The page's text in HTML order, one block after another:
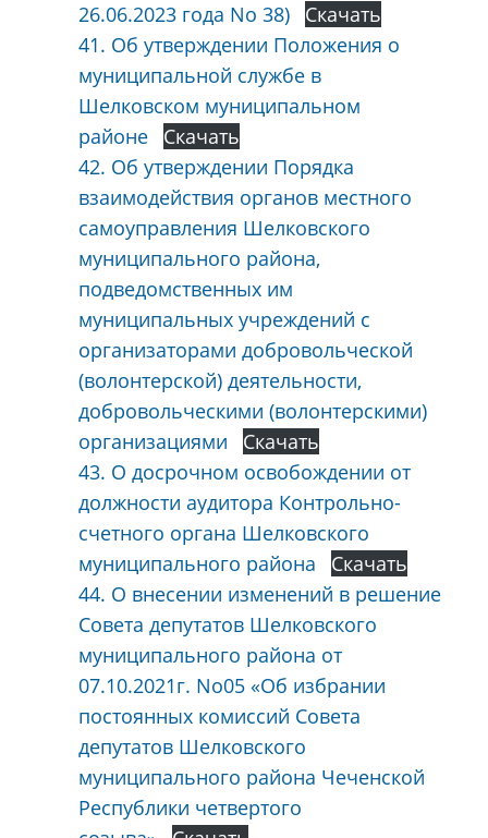
26.06.2023 года No 38)
Скачать
41. Об утверждении Положения о
муниципальной службе в
Шелковском муниципальном
районе
Скачать
42. Об утверждении Порядка
взаимодействия органов местного
самоуправления Шелковского
муниципального района,
подведомственных им
муниципальных учреждений с
организаторами добровольческой
(волонтерской) деятельности,
добровольческими (волонтерскими)
организациями
Скачать
43. О досрочном освобождении от
должности аудитора Контрольно-
счетного органа Шелковского
муниципального района
Скачать
44. О внесении изменений в решение
Совета депутатов Шелковского
муниципального района от
07.10.2021г. No05 «Об избрании
постоянных комиссий Совета
депутатов Шелковского
муниципального района Чеченской
Республики четвертого